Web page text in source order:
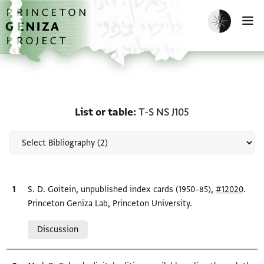
Skip to main content
home
Enable dark
List or table T-S NS J105
Bibliographic citation
S. D. Goitein, unpublished index cards (1950–85), #12020.
Princeton Geniza Lab, Princeton University.
Discussion